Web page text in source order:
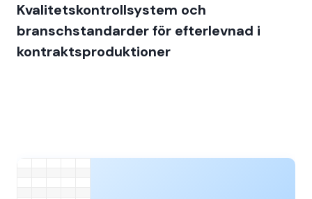
Kvalitetskontrollsystem och
branschstandarder för efterlevnad i
kontraktsproduktioner